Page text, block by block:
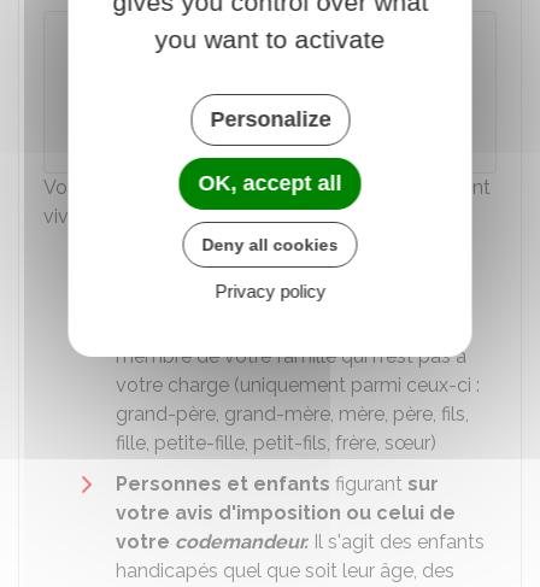
Rappel
demander 1 ou plusieurs arrondissements, ou
indiquer toute la ville.
Vous devez indiquer toutes les personnes qui vont
vivre dans le logement :
Vous-même( demandeur)
codemandeur: époux ou
membre de votre famille qui n'est pas à
votre charge (uniquement parmi ceux-ci :
grand-père, grand-mère, mère, père, fils,
fille, petite-fille, petit-fils, frère, sœur)
Personnes et enfants figurant sur
votre avis d'imposition ou celui de
votre codemandeur. Il s'agit des enfants
handicapés quel que soit leur âge, des
you want to activate
Personalize
OK, accept all
Deny all cookies
Privacy policy